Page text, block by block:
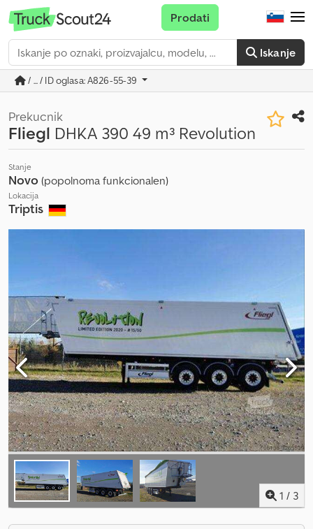
Iskanje
Prodati
/ ... / ID oglasa: A826-55-39
Prekucnik
Fliegl DHKA 390 49 m³ Revolution
Stanje
Novo (popolnoma funkcionalen)
Lokacija
Triptis
1 / 3